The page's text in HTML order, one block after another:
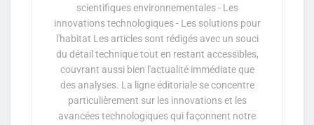
scientifiques environnementales - Les
innovations technologiques - Les solutions pour
l'habitat Les articles sont rédigés avec un souci
du détail technique tout en restant accessibles,
couvrant aussi bien l'actualité immédiate que
des analyses. La ligne éditoriale se concentre
particulièrement sur les innovations et les
avancées technologiques qui façonnent notre